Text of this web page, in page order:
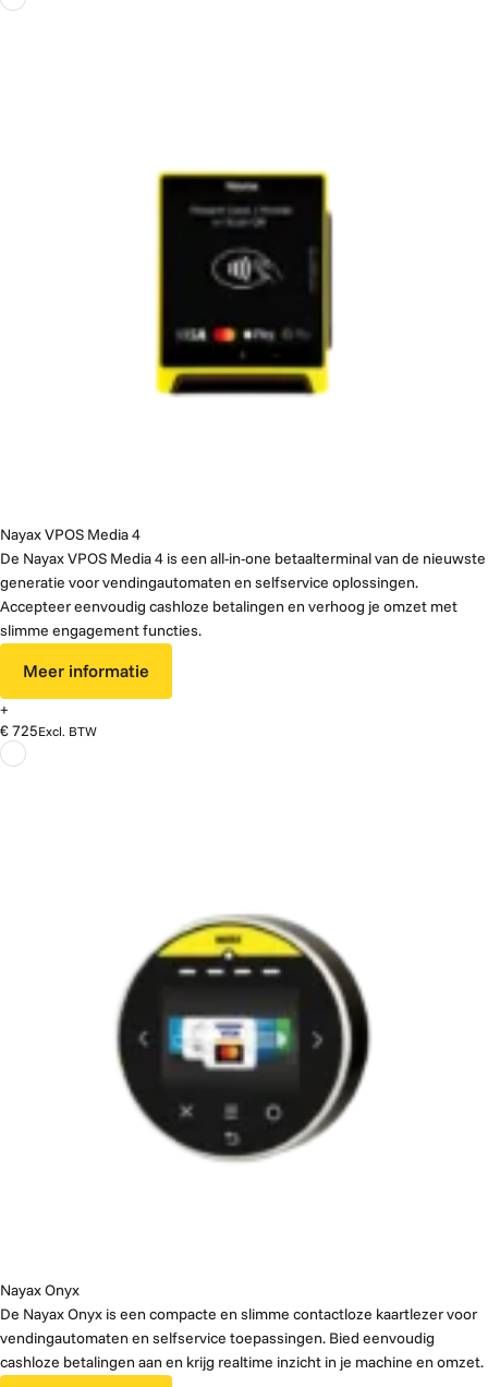
Nayax VPOS Media 4
De Nayax VPOS Media 4 is een all-in-one betaalterminal van de nieuwste
generatie voor vendingautomaten en selfservice oplossingen.
Accepteer eenvoudig cashloze betalingen en verhoog je omzet met
slimme engagement functies.
Meer informatie
+
€ 725Excl. BTW
Nayax Onyx
De Nayax Onyx is een compacte en slimme contactloze kaartlezer voor
vendingautomaten en selfservice toepassingen. Bied eenvoudig
cashloze betalingen aan en krijg realtime inzicht in je machine en omzet.